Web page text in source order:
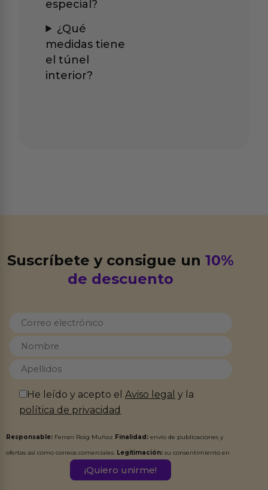
especial?
¿Qué
medidas tiene
el túnel
interior?
Suscríbete y consigue un10%
de descuento
He leído y acepto elAviso legal y la
política de privacidad
Responsable: Ferran Roig Muñoz Finalidad: envío de publicaciones y
ofertas así como correos comerciales. Legitimación: su consentimiento en
Destinatarios:Ferran Roig Muñoz. Podrás ejercer tus